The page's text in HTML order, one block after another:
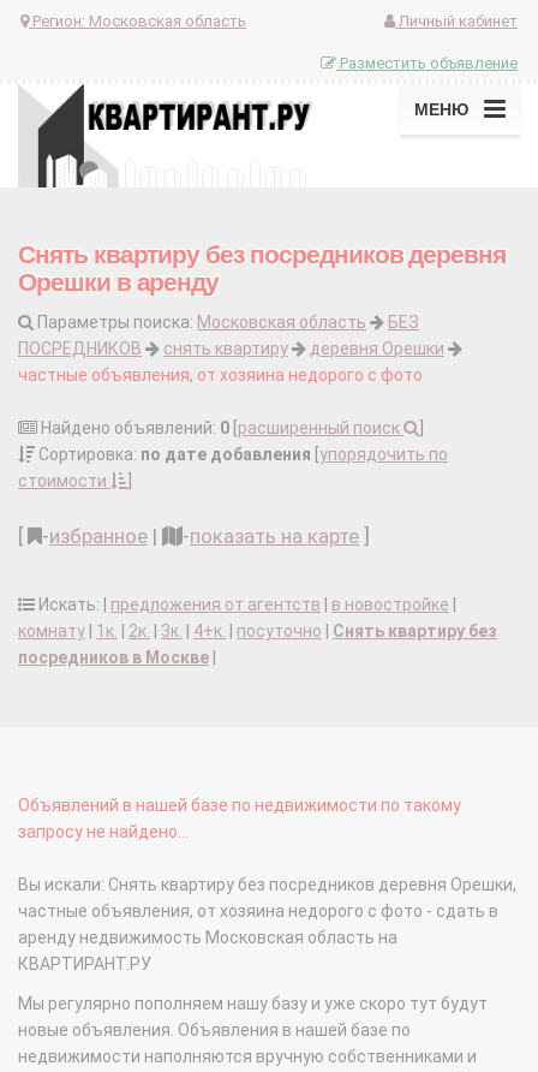
Регион: Московская область Личный кабинет
Разместить объявление
МЕНЮ
Снять квартиру без посредников деревня
Орешки в аренду
Параметры поиска: Московская область
БЕЗ
ПОСРЕДНИКОВ
снять квартиру
деревня Орешки
частные объявления, от хозяина недорого с фото
Найдено объявлений: 0 расширенный поиск
Сортировка: по дате добавления упорядочить по
стоимости
-избранное | -показать на карте
Искать: | предложения от агентств в новостройке
комнату
1к. 2к. 3к. 4+к. посуточно
Снять квартиру без
посредников в Москве
Объявлений в нашей базе по недвижимости по такому
запросу не найдено...
Вы искали: Снять квартиру без посредников деревня Орешки,
частные объявления, от хозяина недорого с фото - сдать в
аренду недвижимость Московская область на
КВАРТИРАНТ.РУ
Мы регулярно пополняем нашу базу и уже скоро тут будут
новые объявления. Объявления в нашей базе по
недвижимости наполняются вручную собственниками и